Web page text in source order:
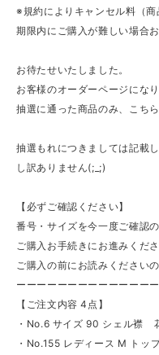
※規約によりキャンセル料（
期限内にご購入が難しい場合
お待たせいたしました。
お客様のオーダーページになり
抽選に通った商品のみ、こち
抽選もれにつきましては記載
し訳ありません(;_;)
【必ずご確認ください】
番号・サイズを今一度ご確認
ご購入お手続きにお進みくだ
ご購入の前にお読みください
ーーーーーーーーーーーーー
【ご注文内容 4点】
・No.6 サイズ 90 シェル襟
・No.155 レディース M トッ